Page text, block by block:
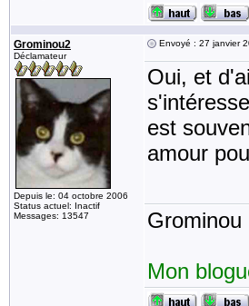
Grominou2
Déclamateur
Depuis le: 04 octobre 2006
Status actuel: Inactif
Messages: 13547
Envoyé : 27 janvier
Oui, et
est
amour
Grominou
Mon